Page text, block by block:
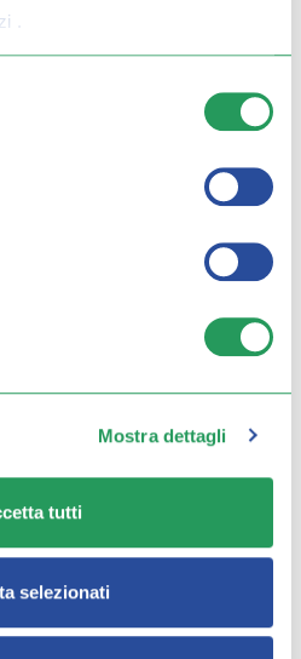
.
Mostra dettagli
tutti
selezionati
hanno gestito le